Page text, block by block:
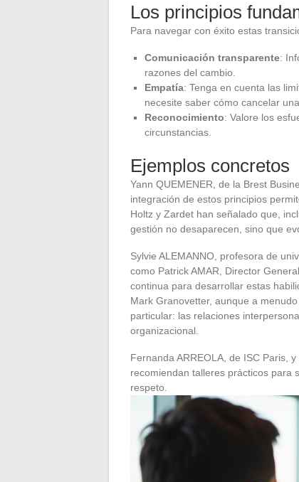
Los principios
Para navegar con éxito estas
Comunicación transparente:
razones del cambio.
Empatía: Tenga en cuenta las
necesite saber cómo cancelar
Reconocimiento: Valore los
circunstancias.
Ejemplos concretos
Yann QUEMENER, de la Brest
integración de estos principios
Holtz y Zardet han señalado que,
gestión no desaparecen, sino que
Sylvie ALEMANNO, profesora de
como Patrick AMAR, Director
continua para desarrollar estas
Mark Granovetter, aunque a
particular: las relaciones
organizacional.
Fernanda ARREOLA, de ISC Paris,
recomiendan talleres prácticos para
respeto.